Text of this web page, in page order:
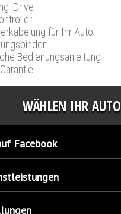
iDrive
für Ihr Auto
Bedienungsanleitung
WÄHLEN IHR AUTO
Facebook